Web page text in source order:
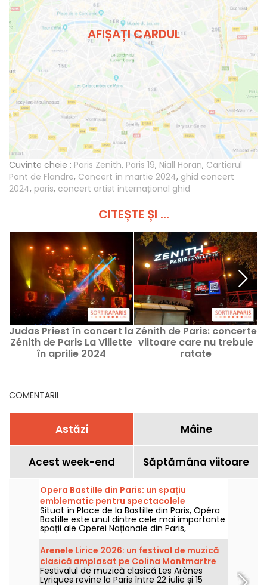
AFIȘAȚI CARDUL
Cuvinte cheie : Paris Zenith, Paris 19, Niall Horan, Cartierul
Pont de Flandre, Concert în martie 2024, ghid concert
2024, paris, concert artist internațional ghid
CITEȘTE ȘI ...
Judas Priest în concert la
Zénith de Paris La Villette
în aprilie 2024
Zénith de Paris: concerte
viitoare care nu trebuie
ratate
COMENTARII
Astăzi Mâine
Acest week-end Săptămâna viitoare
Opera Bastille din Paris: un spațiu
emblematic pentru spectacolele
contemporane de operă
Situat în Place de la Bastille din Paris, Opéra
Bastille este unul dintre cele mai importante
spații ale Operei Naționale din Paris,
specializată în spectacole de operă și balet
pe tot parcursul anului. Inaugurat în 1989,
acest edificiu modern găzduiește anual un
public numeros și reprezintă un punct de
referință pentru iubitorii de muzică lirică și
dans în capitală.
Arenele Lirice 2026: un festival de muzică
clasică amplasat pe Colina Montmartre
Festivalul de muzică clasică Les Arènes
Lyriques revine la Paris între 22 iulie și 15